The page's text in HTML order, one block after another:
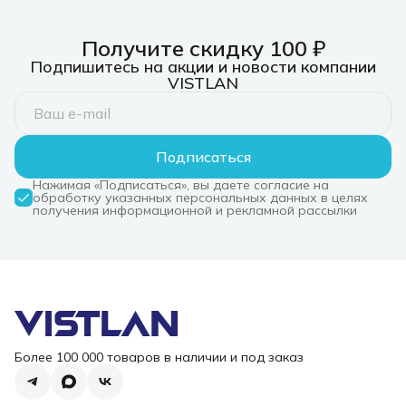
240В}
Получите скидку 100 ₽
Подпишитесь на акции и новости компании
VISTLAN
Подписаться
Нажимая «Подписаться», вы даете согласие на
обработку указанных персональных данных в целях
получения информационной и рекламной рассылки
Более 100 000 товаров в наличии и под заказ